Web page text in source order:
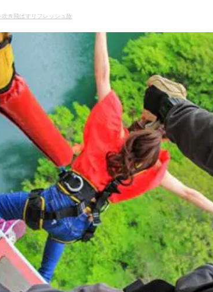
き飛ばすリフレッシュ旅